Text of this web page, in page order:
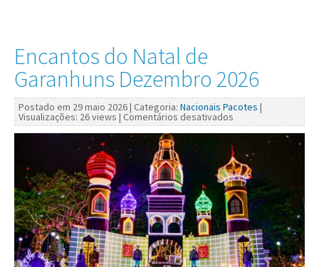
Encantos do Natal de
Garanhuns Dezembro 2026
Postado em 29 maio 2026 | Categoria: Nacionais Pacotes |
Visualizações: 26 views | Comentários desativados